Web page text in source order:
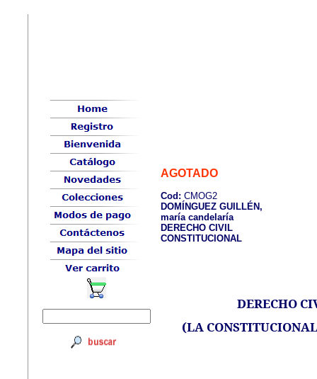
AGOTADO
Cod: CMOG2
DOMÍNGUEZ GUILLÉN,
maría candelaría
DERECHO CIVIL
CONSTITUCIONAL
DERECHO
(LA